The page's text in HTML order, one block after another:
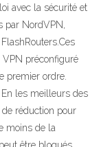
avec la sécurité et
par NordVPN,
préconfiguré
premier ordre.
En les meilleurs des
réduction pour
moins de la